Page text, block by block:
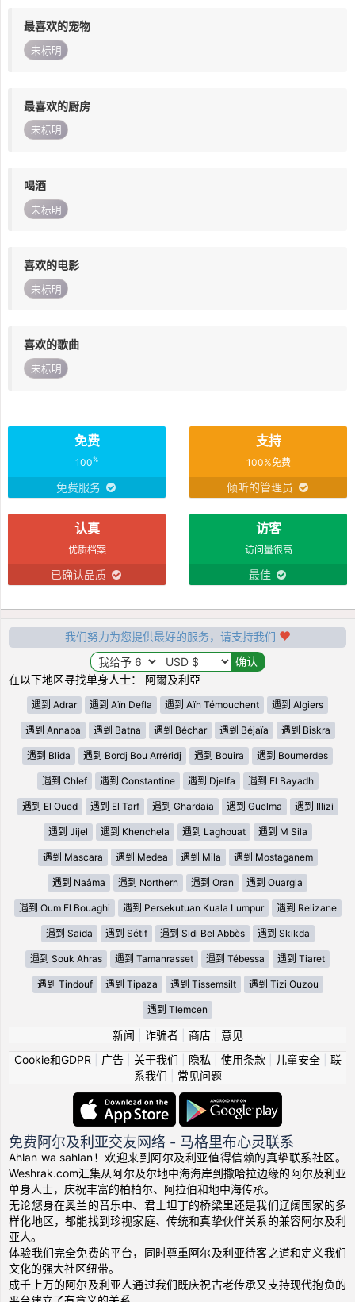
最喜欢的宠物
未标明
最喜欢的厨房
未标明
喝酒
未标明
喜欢的电影
未标明
喜欢的歌曲
未标明
免费
100%
免费服务
支持
100%免费
倾听的管理员
认真
优质档案
已确认品质
访客
访问量很高
最佳
我们努力为您提供最好的服务，请支持我们
在以下地区寻找单身人士： 阿爾及利亞
遇到 Adrar 遇到 Aïn Defla 遇到 Aïn Témouchent 遇到 Algiers
遇到 Annaba 遇到 Batna 遇到 Béchar 遇到 Béjaïa 遇到 Biskra
遇到 Blida 遇到 Bordj Bou Arréridj 遇到 Bouira 遇到 Boumerdes
遇到 Chlef 遇到 Constantine 遇到 Djelfa 遇到 El Bayadh
遇到 El Oued 遇到 El Tarf 遇到 Ghardaia 遇到 Guelma 遇到 Illizi
遇到 Jijel 遇到 Khenchela 遇到 Laghouat 遇到 M Sila
遇到 Mascara 遇到 Medea 遇到 Mila 遇到 Mostaganem
遇到 Naâma 遇到 Northern 遇到 Oran 遇到 Ouargla
遇到 Oum El Bouaghi 遇到 Persekutuan Kuala Lumpur 遇到 Relizane
遇到 Saida 遇到 Sétif 遇到 Sidi Bel Abbès 遇到 Skikda
遇到 Souk Ahras 遇到 Tamanrasset 遇到 Tébessa 遇到 Tiaret
遇到 Tindouf 遇到 Tipaza 遇到 Tissemsilt 遇到 Tizi Ouzou
遇到 Tlemcen
新闻 诈骗者| 商店| 意见
Cookie和GDPR
广告| 关于我们 隐私 使用条款| 儿童安全| 联
系我们
常见问题
免费阿尔及利亚交友网络 - 马格里布心灵联系
Ahlan wa sahlan！欢迎来到阿尔及利亚值得信赖的真挚联系社区。
Weshrak.com汇集从阿尔及尔地中海海岸到撒哈拉边缘的阿尔及利亚
单身人士，庆祝丰富的柏柏尔、阿拉伯和地中海传承。
无论您身在奥兰的音乐中、君士坦丁的桥梁里还是我们辽阔国家的多
样化地区，都能找到珍视家庭、传统和真挚伙伴关系的兼容阿尔及利
亚人。
体验我们完全免费的平台，同时尊重阿尔及利亚待客之道和定义我们
文化的强大社区纽带。
成千上万的阿尔及利亚人通过我们既庆祝古老传承又支持现代抱负的